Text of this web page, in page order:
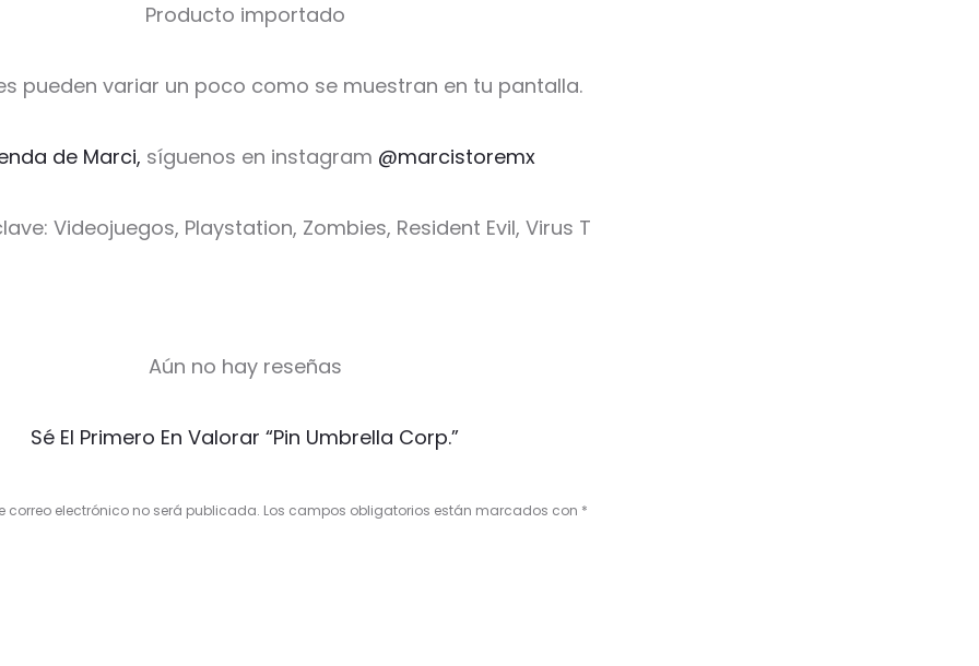
Producto importado
pueden variar un poco como se muestran en tu pantalla.
de Marci, síguenos en instagram @marcistoremx
Videojuegos, Playstation, Zombies, Resident Evil, Virus T
Aún no hay reseñas
Sé El Primero En Valorar “Pin Umbrella Corp.”
correo electrónico no será publicada. Los campos obligatorios están marcados con *